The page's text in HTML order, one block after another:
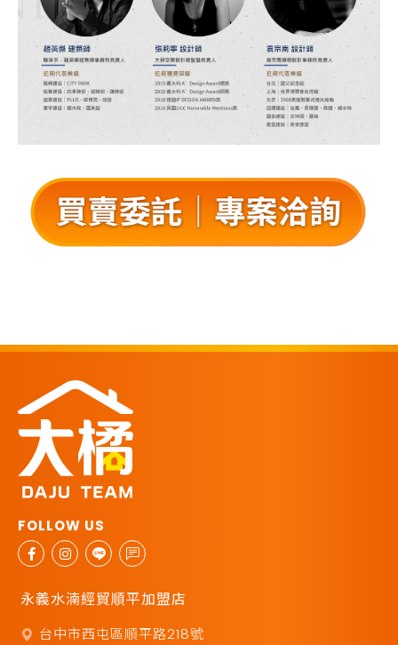
永義水湳經貿順平加盟店
台中市西屯區順平路218號